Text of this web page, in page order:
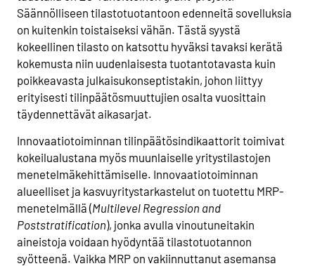
Säännölliseen tilastotuotantoon edenneitä sovelluksia
on kuitenkin toistaiseksi vähän. Tästä syystä
kokeellinen tilasto on katsottu hyväksi tavaksi kerätä
kokemusta niin uudenlaisesta tuotantotavasta kuin
poikkeavasta julkaisukonseptistakin, johon liittyy
erityisesti tilinpäätösmuuttujien osalta vuosittain
täydennettävät aikasarjat.
Innovaatiotoiminnan tilinpäätösindikaattorit toimivat
kokeilualustana myös muunlaiselle yritystilastojen
menetelmäkehittämiselle. Innovaatiotoiminnan
alueelliset ja kasvuyritystarkastelut on tuotettu MRP-
menetelmällä (Multilevel Regression and
Poststratification), jonka avulla vinoutuneitakin
aineistoja voidaan hyödyntää tilastotuotannon
syötteenä. Vaikka MRP on vakiinnuttanut asemansa